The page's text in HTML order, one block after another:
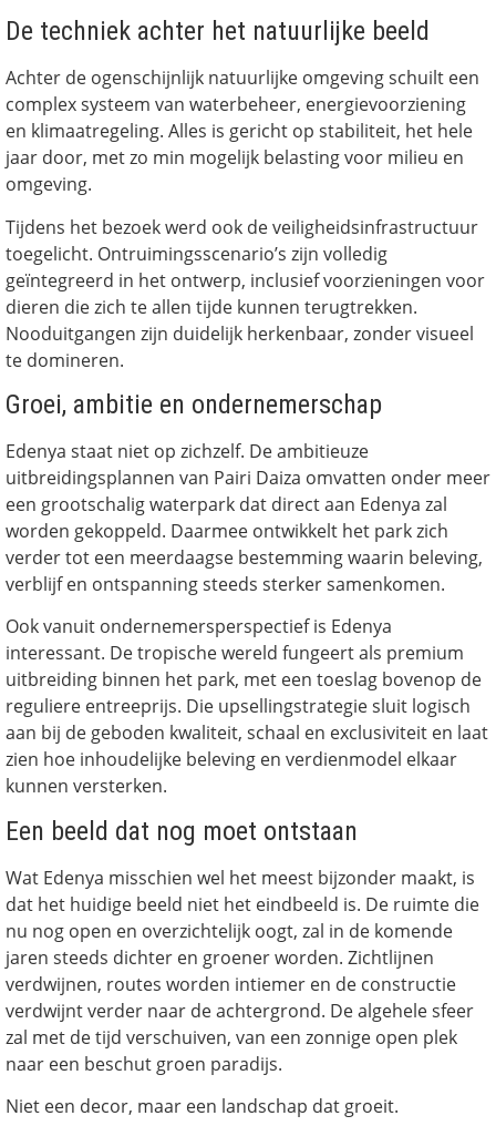
De techniek achter het natuurlijke beeld
Achter de ogenschijnlijk natuurlijke omgeving schuilt een
complex systeem van waterbeheer, energievoorziening
en klimaatregeling. Alles is gericht op stabiliteit, het hele
jaar door, met zo min mogelijk belasting voor milieu en
omgeving.
Tijdens het bezoek werd ook de veiligheidsinfrastructuur
toegelicht. Ontruimingsscenario’s zijn volledig
geïntegreerd in het ontwerp, inclusief voorzieningen voor
dieren die zich te allen tijde kunnen terugtrekken.
Nooduitgangen zijn duidelijk herkenbaar, zonder visueel
te domineren.
Groei, ambitie en ondernemerschap
Edenya staat niet op zichzelf. De ambitieuze
uitbreidingsplannen van Pairi Daiza omvatten onder meer
een grootschalig waterpark dat direct aan Edenya zal
worden gekoppeld. Daarmee ontwikkelt het park zich
verder tot een meerdaagse bestemming waarin beleving,
verblijf en ontspanning steeds sterker samenkomen.
Ook vanuit ondernemersperspectief is Edenya
interessant. De tropische wereld fungeert als premium
uitbreiding binnen het park, met een toeslag bovenop de
reguliere entreeprijs. Die upsellingstrategie sluit logisch
aan bij de geboden kwaliteit, schaal en exclusiviteit en laat
zien hoe inhoudelijke beleving en verdienmodel elkaar
kunnen versterken.
Een beeld dat nog moet ontstaan
Wat Edenya misschien wel het meest bijzonder maakt, is
dat het huidige beeld niet het eindbeeld is. De ruimte die
nu nog open en overzichtelijk oogt, zal in de komende
jaren steeds dichter en groener worden. Zichtlijnen
verdwijnen, routes worden intiemer en de constructie
verdwijnt verder naar de achtergrond. De algehele sfeer
zal met de tijd verschuiven, van een zonnige open plek
naar een beschut groen paradijs.
Niet een decor, maar een landschap dat groeit.